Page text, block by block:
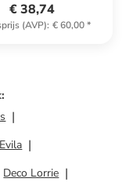
€ 38,74
(AVP): € 60,00*
:
Evila
Deco Lorrie